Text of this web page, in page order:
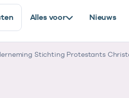
Alles voor Nieuws
Stichting Protestants